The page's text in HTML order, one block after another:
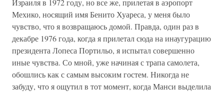
Израиля в 1972 году, но все же, прилетая в аэропорт
Мехико, носящий имя Бенито Хуареса, у меня было
чувство, что я возвращаюсь домой. Правда, один раз в
декабре 1976 года, когда я прилетал сюда на инаугурацию
президента Лопеса Портильо, я испытал совершенно
иные чувства. Со мной, уже начиная с трапа самолета,
обошлись как с самым высоким гостем. Никогда не
забуду, что я ощутил в тот момент, когда Манси выделила